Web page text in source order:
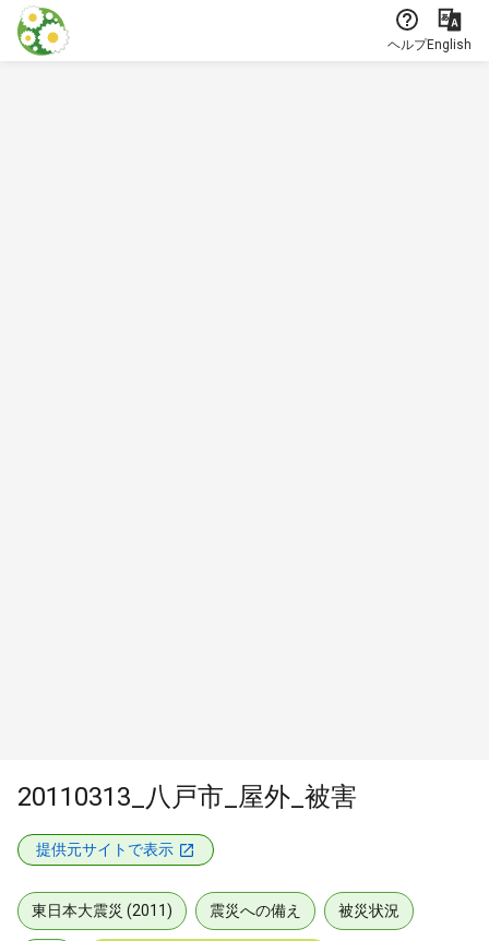
本文に飛ぶ
ヘルプEnglish
20110313_八戸市_屋外_被害
提供元サイトで表示
東日本大震災 (2011) 震災への備え 被災状況